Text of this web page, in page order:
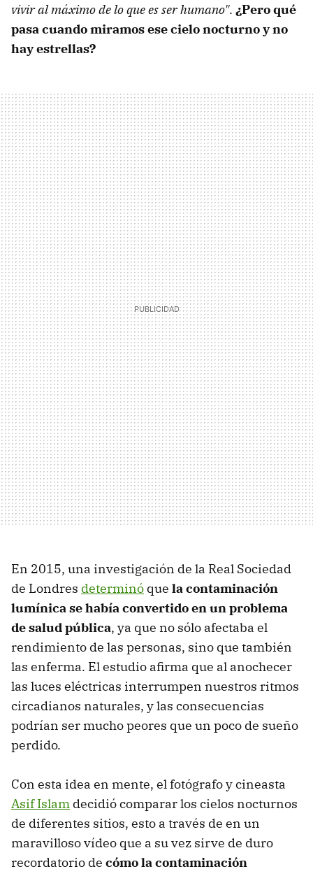
vivir al máximo de lo que es ser humano". ¿Pero qué
pasa cuando miramos ese cielo nocturno y no
hay estrellas?
En 2015, una investigación de la Real Sociedad
de Londres determinó que la contaminación
lumínica se había convertido en un problema
de salud pública, ya que no sólo afectaba el
rendimiento de las personas, sino que también
las enferma. El estudio afirma que al anochecer
las luces eléctricas interrumpen nuestros ritmos
circadianos naturales, y las consecuencias
podrían ser mucho peores que un poco de sueño
perdido.
Con esta idea en mente, el fotógrafo y cineasta
Asif Islam decidió comparar los cielos nocturnos
de diferentes sitios, esto a través de en un
maravilloso vídeo que a su vez sirve de duro
recordatorio de cómo la contaminación